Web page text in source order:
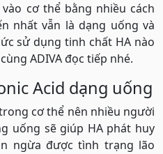
cơ thể bằng nhiều cách
nhất vẫn là dạng uống và
sử dụng tinh chất HA nào
ADIVA đọc tiếp nhé.
Acid dạng uống
cơ thể nên nhiều người
uống sẽ giúp HA phát huy
ngừa được tình trạng lão